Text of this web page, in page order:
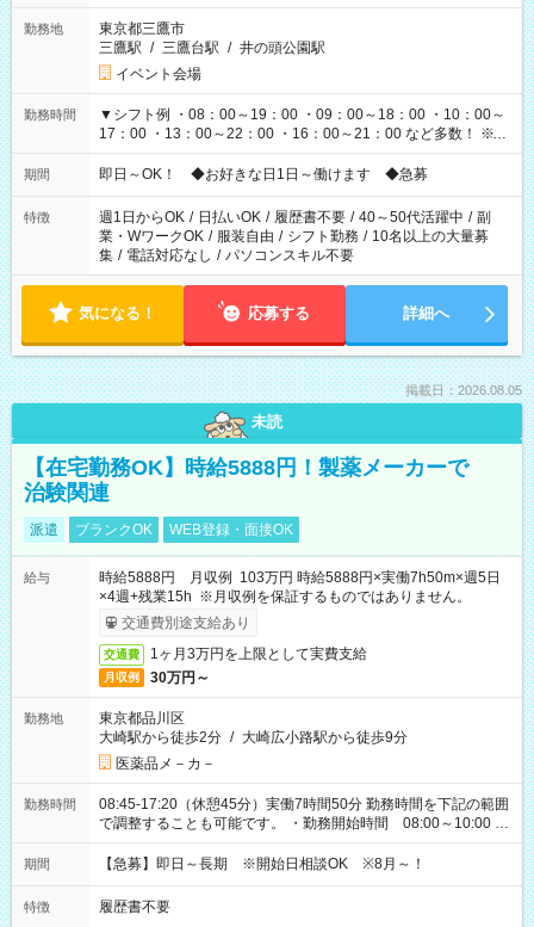
勤務地
東京都三鷹市
三鷹駅 / 三鷹台駅 / 井の頭公園駅
イベント会場
勤務時間
▼シフト例 ・08：00～19：00 ・09：00～18：00 ・10：00～
17：00 ・13：00～22：00 ・16：00～21：00 など多数！ ※お
仕事により勤務時間が異なります
期間 即日～OK！ ◆お好きな日1日～働けます ◆急募
特徴 週1日からOK / 日払いOK / 履歴書不要 / 40～50代活躍中 / 副
業・WワークOK / 服装自由 / シフト勤務 / 10名以上の大量募
集 / 電話対応なし / パソコンスキル不要
気になる！ 応募する 詳細へ
掲載日：2026.08.05
未読
【在宅勤務OK】時給5888円！製薬メーカーで
治験関連
派遣 ブランクOK WEB登録・面接OK
給与
時給5888円 月収例 103万円 時給5888円×実働7h50m×週5日
×4週+残業15h ※月収例を保証するものではありません。
交通費別途支給あり
交通費 1ヶ月3万円を上限として実費支給
月収例 30万円～
勤務地
東京都品川区
大崎駅から徒歩2分 / 大崎広小路駅から徒歩9分
医薬品メ－カ－
勤務時間
08:45-17:20（休憩45分）実働7時間50分 勤務時間を下記の範囲
で調整することも可能です。 ・勤務開始時間 08:00～10:00 ・
勤務終了時間 17:00～19:00 ・実働 06:15～08:00
期間 【急募】即日～長期 ※開始日相談OK ※8月～！
特徴 履歴書不要